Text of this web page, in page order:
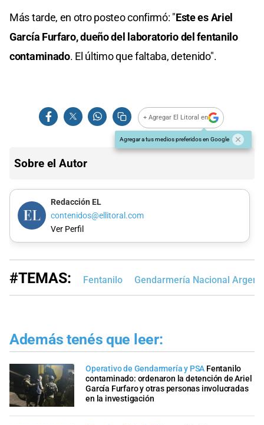
Más tarde, en otro posteo confirmó: "Este es Ariel
García Furfaro, dueño del laboratorio del fentanilo
contaminado. El último que faltaba, detenido".
+ Agregar El Litoral en
Agregar a tus medios preferidos en Google
Sobre el Autor
Redacción EL
contenidos@ellitoral.com
Ver Perfil
#TEMAS: Fentanilo Gendarmería Nacional
Además tenés que leer:
Operativo de Gendarmería y PSA Fentanilo
contaminado: ordenaron la detención de Ariel
García Furfaro y otras personas involucradas
en la investigación